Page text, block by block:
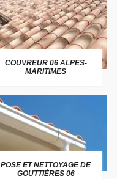
COUVREUR 06 ALPES-
MARITIMES
POSE ET NETTOYAGE DE
GOUTTIÈRES 06